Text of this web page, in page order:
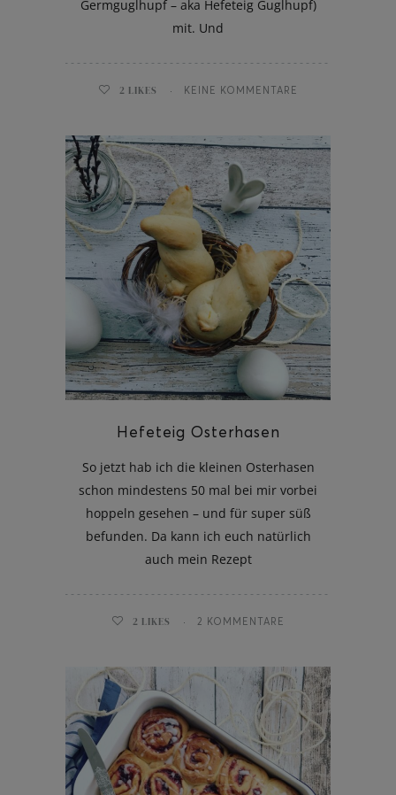
Eis am Stil
Germguglhupf – aka Hefeteig Guglhupf)
mit. Und
2 LIKES KEINE KOMMENTARE
Hefeteig Osterhasen
So jetzt hab ich die kleinen Osterhasen
schon mindestens 50 mal bei mir vorbei
hoppeln gesehen – und für super süß
befunden. Da kann ich euch natürlich
auch mein Rezept
2 LIKES 2 KOMMENTARE